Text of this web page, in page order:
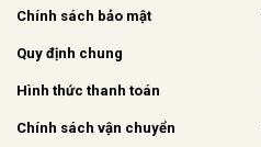
Chính sách bảo mật
Quy định chung
Hình thức thanh toán
Chính sách vận chuyển